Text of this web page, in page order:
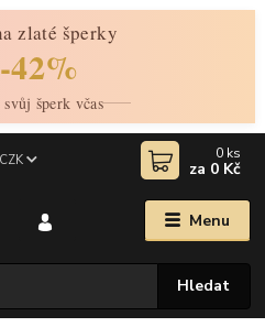
zlaté šperky
42%
šperk včas
Menu
CZK
Hledat
0 ks
za 0 Kč